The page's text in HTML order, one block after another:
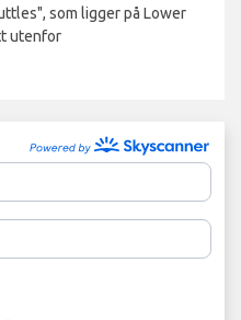
som ligger på Lower
utenfor